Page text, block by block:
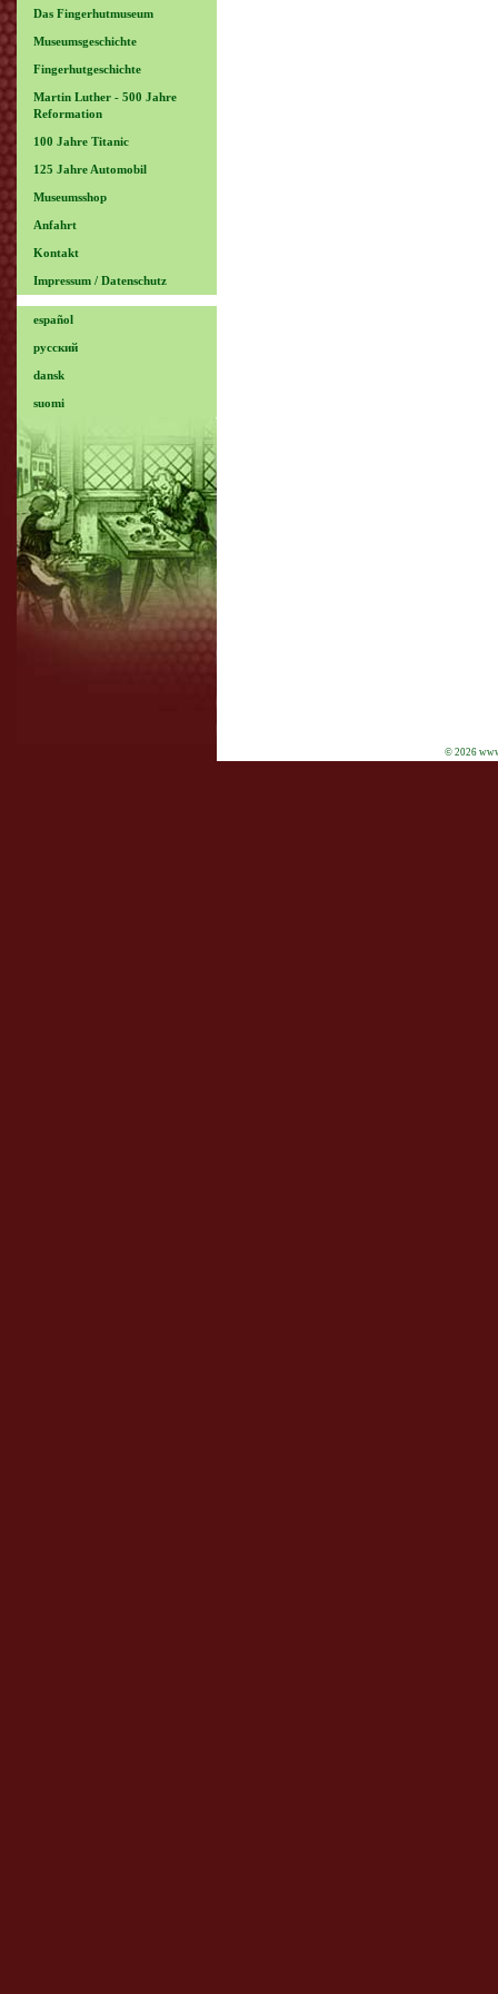
Das Fingerhutmuseum
Museumsgeschichte
Fingerhutgeschichte
Martin Luther - 500 Jahre
Reformation
100 Jahre Titanic
125 Jahre Automobil
Museumsshop
Anfahrt
Kontakt
Impressum / Datenschutz
español
русский
dansk
suomi
© 2026